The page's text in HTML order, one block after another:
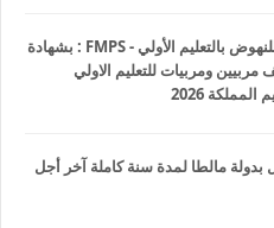
المؤسسة المغربية للنهوض بالتعليم الأولي - FMPS : بشهادة
مربيين ومربيات للتعليم الاولي
2026
مالطا لمدة سنة كاملة آخر أجل